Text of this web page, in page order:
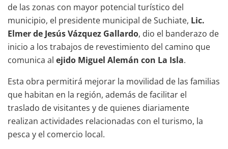
de las zonas con mayor potencial turístico del
municipio, el presidente municipal de Suchiate, Lic.
Elmer de Jesús Vázquez Gallardo, dio el banderazo de
inicio a los trabajos de revestimiento del camino que
comunica al ejido Miguel Alemán con La Isla.
Esta obra permitirá mejorar la movilidad de las familias
que habitan en la región, además de facilitar el
traslado de visitantes y de quienes diariamente
realizan actividades relacionadas con el turismo, la
pesca y el comercio local.